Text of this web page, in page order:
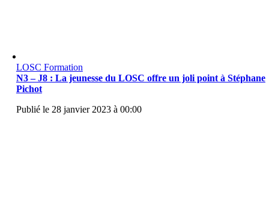
LOSC Formation
N3 – J8 : La jeunesse du LOSC offre un joli point à Stéphane
Pichot
Publié le 28 janvier 2023 à 00:00